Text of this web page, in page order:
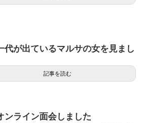
代が出ているマルサの女を見まし
記事を読む
ンライン面会しました